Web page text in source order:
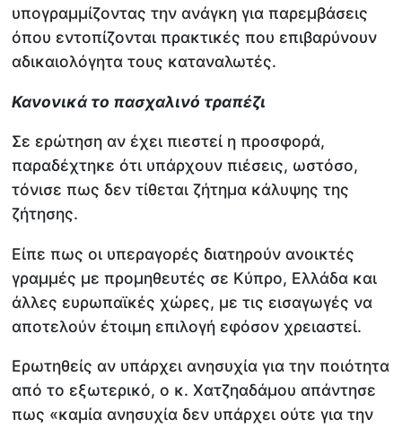
υπογραμμίζοντας την ανάγκη για παρεμβάσεις
όπου εντοπίζονται πρακτικές που επιβαρύνουν
αδικαιολόγητα τους καταναλωτές.
Κανονικά το πασχαλινό τραπέζι
Σε ερώτηση αν έχει πιεστεί η προσφορά,
παραδέχτηκε ότι υπάρχουν πιέσεις, ωστόσο,
τόνισε πως δεν τίθεται ζήτημα κάλυψης της
ζήτησης.
Είπε πως οι υπεραγορές διατηρούν ανοικτές
γραμμές με προμηθευτές σε Κύπρο, Ελλάδα και
άλλες ευρωπαϊκές χώρες, με τις εισαγωγές να
αποτελούν έτοιμη επιλογή εφόσον χρειαστεί.
Ερωτηθείς αν υπάρχει ανησυχία για την ποιότητα
από το εξωτερικό, ο κ. Χατζηαδάμου απάντησε
πως «καμία ανησυχία δεν υπάρχει ούτε για την